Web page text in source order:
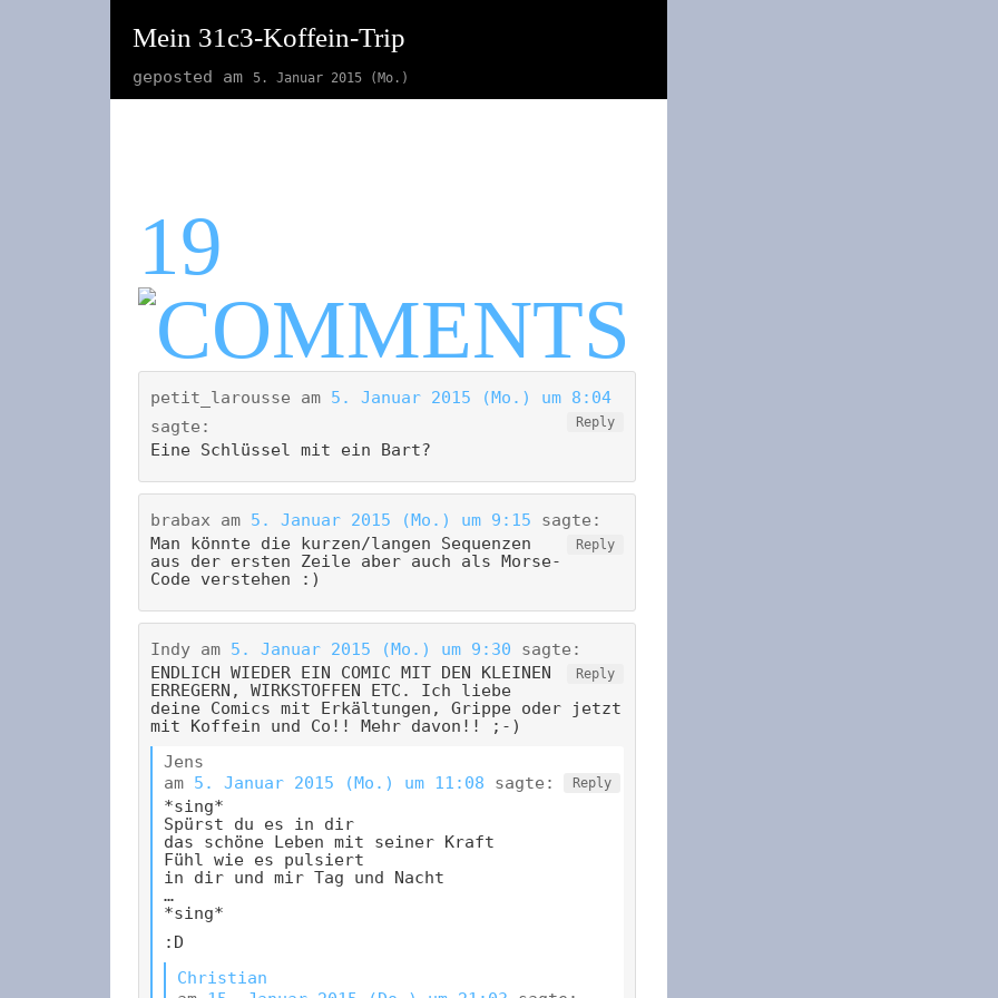
Mein 31c3-Koffein-Trip
geposted am 5. Januar 2015 (Mo.)
19
petit_larousse am 5. Januar 2015 (Mo.) um 8:04
sagte:
Reply
Eine Schlüssel mit ein Bart?
brabax am 5. Januar 2015 (Mo.) um 9:15 sagte:
Reply
Man könnte die kurzen/langen Sequenzen
aus der ersten Zeile aber auch als Morse-
Code verstehen :)
Indy am 5. Januar 2015 (Mo.) um 9:30 sagte:
Reply
ENDLICH WIEDER EIN COMIC MIT DEN KLEINEN
ERREGERN, WIRKSTOFFEN ETC. Ich liebe
deine Comics mit Erkältungen, Grippe oder jetzt
mit Koffein und Co!! Mehr davon!! ;-)
Jens
am 5. Januar 2015 (Mo.) um 11:08 sagte: Reply
*sing*
Spürst du es in dir
das schöne Leben mit seiner Kraft
Fühl wie es pulsiert
in dir und mir Tag und Nacht
…
*sing*
:D
Christian